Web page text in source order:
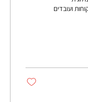
ועובדים